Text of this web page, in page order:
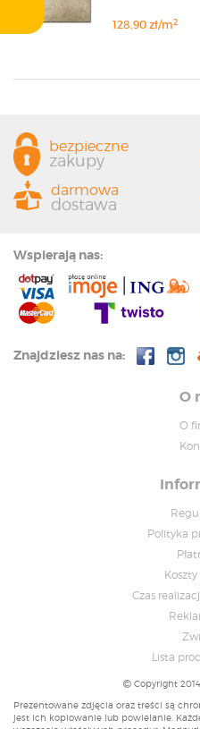
128,90 zł/m2
bezpieczne
zakupy
darmowa
dostawa
Wspierają nas:
Znajdziesz nas na:
O
O
Polityka
Koszty
Czas
Lista
Copyright
Prezentowane zdjęcia oraz treści są
jest ich kopiowanie lub powielanie.